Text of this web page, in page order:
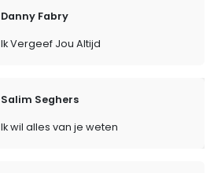
Danny Fabry
Ik Vergeef Jou Altijd
Salim Seghers
Ik wil alles van je weten